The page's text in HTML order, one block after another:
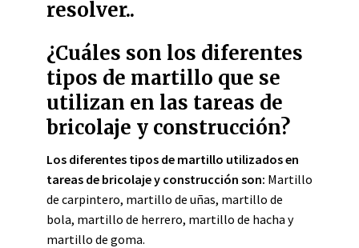
resolver..
¿Cuáles son los diferentes
tipos de martillo que se
utilizan en las tareas de
bricolaje y construcción?
Los diferentes tipos de martillo utilizados en
tareas de bricolaje y construcción son: Martillo
de carpintero, martillo de uñas, martillo de
bola, martillo de herrero, martillo de hacha y
martillo de goma.